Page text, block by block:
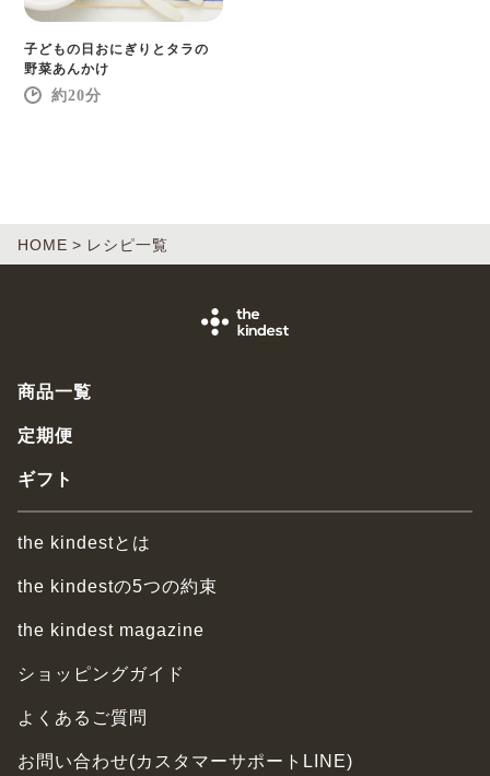
子どもの日おにぎりとタラの
野菜あんかけ
20
HOME レシピ一覧
商品一覧
定期便
ギフト
the kindestとは
the kindestの5つの約束
the kindest magazine
ショッピングガイド
よくあるご質問
お問い合わせ(カスタマーサポートLINE)